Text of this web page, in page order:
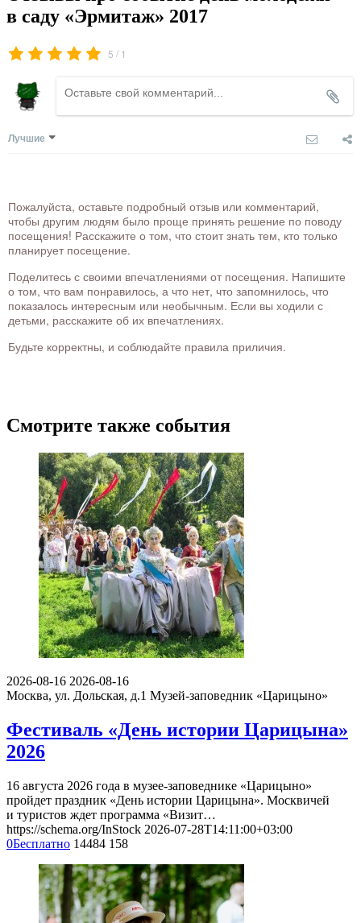
в саду «Эрмитаж» 2017
5 / 1
Лучшие
Пожалуйста, оставьте подробный отзыв или комментарий,
чтобы другим людям было проще принять решение по поводу
посещения! Расскажите о том, что стоит знать тем, кто только
планирует посещение.
Поделитесь с своими впечатлениями от посещения. Напишите
о том, что вам понравилось, а что нет, что запомнилось, что
показалось интересным или необычным. Если вы ходили с
детьми, расскажите об их впечатлениях.
Будьте корректны, и соблюдайте правила приличия.
Смотрите также события
2026-08-16 2026-08-16
Москва, ул. Дольская, д.1 Музей-заповедник «Царицыно»
Фестиваль «День истории Царицына»
2026
16 августа 2026 года в музее-заповеднике «Царицыно»
пройдет праздник «День истории Царицына». Москвичей
и туристов ждет программа «Визит…
https://schema.org/InStock 2026-07-28T14:11:00+03:00
0Бесплатно 14484 158